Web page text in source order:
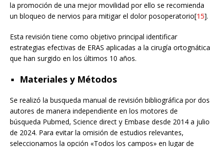
la promoción de una mejor movilidad por ello se recomienda
un bloqueo de nervios para mitigar el dolor posoperatorio[15].
Esta revisión tiene como objetivo principal identificar
estrategias efectivas de ERAS aplicadas a la cirugía ortognática
que han surgido en los últimos 10 años.
Materiales y Métodos
Se realizó la busqueda manual de revisión bibliográfica por dos
autores de manera independiente en los motores de
búsqueda Pubmed, Science direct y Embase desde 2014 a julio
de 2024. Para evitar la omisión de estudios relevantes,
seleccionamos la opción «Todos los campos» en lugar de